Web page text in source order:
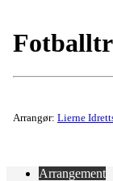
Arrangør: Lierne
Arrangement